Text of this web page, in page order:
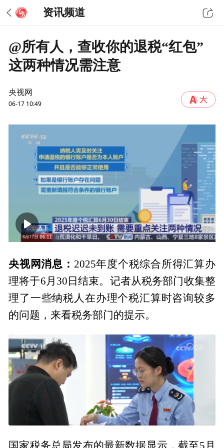
资讯频道
@所有人，查收你的退税“红包”
这两种情况需注意
央视网
06-17 10:49
00:00 01:37
央视网消息： 2025年度个税综合所得汇算办
理将于6月30日结束。记者从税务部门收集整
理了一些纳税人在办理个税汇算时咨询较多
的问题，来看税务部门的提示。
国家税务总局发布的最新数据显示，截至5月